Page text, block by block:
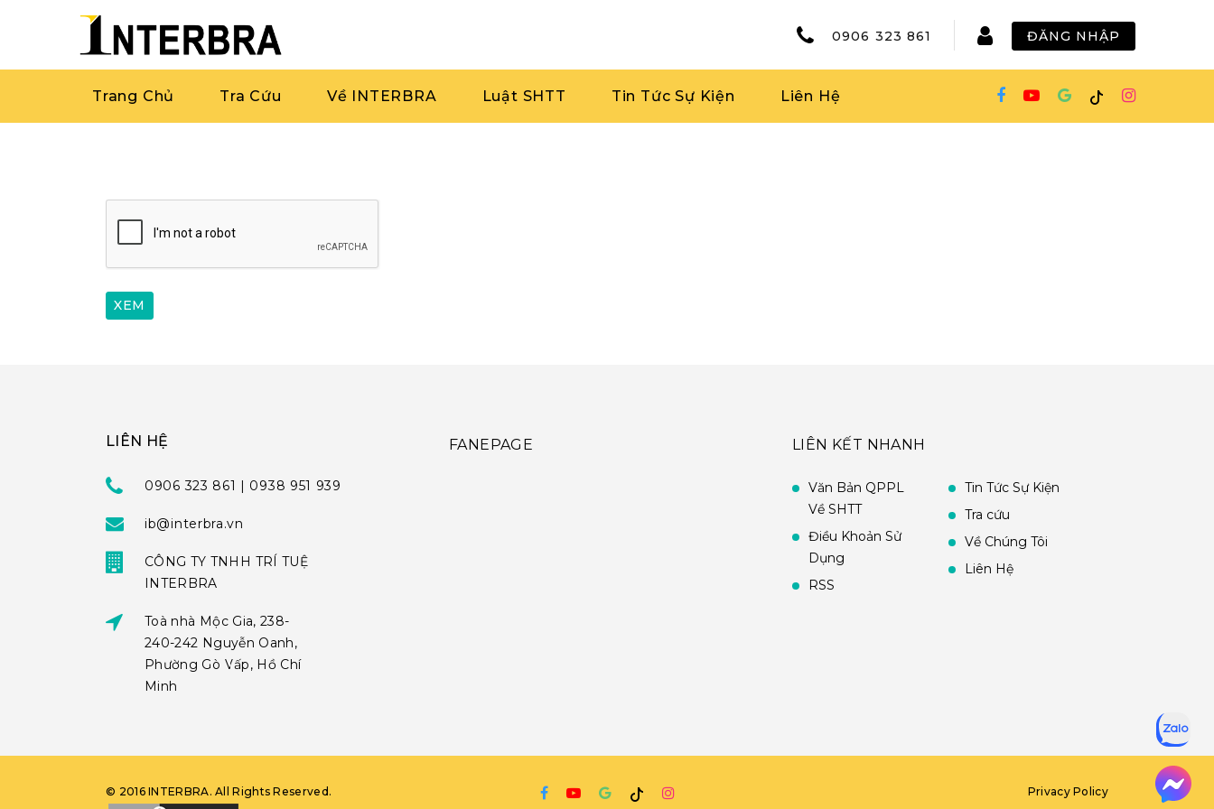
0906 323 861 ĐĂNG NHẬP
Trang Chủ Tra Cứu Về INTERBRA Luật SHTT Tin Tức Sự Kiện Liên Hệ
LIÊN HỆ
0906 323 861 | 0938 951 939
ib@interbra.vn
CÔNG TY TNHH TRÍ TUỆ
INTERBRA
Toà nhà Mộc Gia, 238-
240-242 Nguyễn Oanh,
Phường Gò Vấp, Hồ Chí
Minh
FANEPAGE LIÊN KẾT NHANH
Văn Bản QPPL
Về SHTT
Điều Khoản Sử
Dụng
RSS
Tin Tức Sự Kiện
Tra cứu
Về Chúng Tôi
Liên Hệ
© 2016 INTERBRA. All Rights Reserved. Privacy Policy